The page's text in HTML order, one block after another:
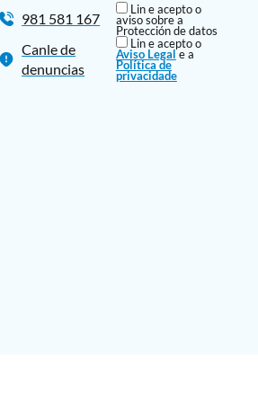
981 581 167
Canle de
denuncias
Lin e acepto o
aviso sobre a
Protección de datos
Lin e acepto o
Aviso Legale a
Política de
privacidade